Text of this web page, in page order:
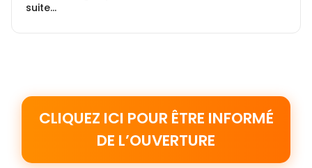
suite…
CLIQUEZ ICI POUR ÊTRE INFORMÉ
DE L’OUVERTURE